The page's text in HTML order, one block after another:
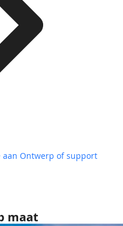
maat
aan Ontwerp of support